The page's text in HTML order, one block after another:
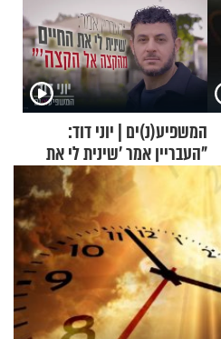
המשפיע(נ)ים | יוני דוד:
"העבריין אמר 'שינית לי את
החיים מהקצה אל הקצה'"